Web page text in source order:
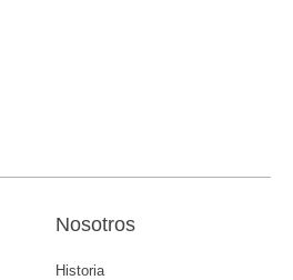
Nosotros
Historia